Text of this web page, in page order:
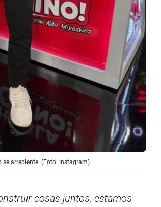
se arrepiente. (Foto: Instagram)
cosas juntos, estamos